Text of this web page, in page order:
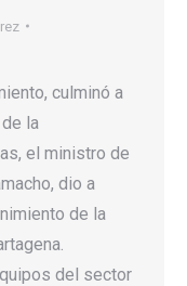
culminó a
la
el ministro de
dio a
de la
del sector